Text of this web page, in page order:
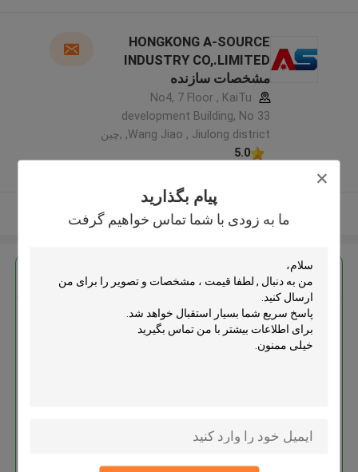
پیام بگذارید
ما به زودی با شما تماس خواهیم گرفت
HONGKONG A-SOURCE
INDUSTRY CO,.LIMITED
مشخصات سازنده
No4, 7 Floor , KaiTu
development Building, No 33
,Wang Jiao , Jiulong district ,چین
5.0
بیشتر ببینید
بهترين قيمت رو براي
MOQ： 2000pcs
ادامه هید